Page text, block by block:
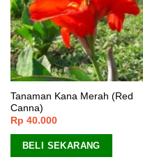
Tanaman Kana Merah (Red
Canna)
Rp 40.000
BELI SEKARANG